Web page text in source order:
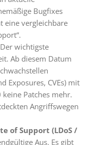
Bugfixes
eine vergleichbare
Der wichtigste
Ab diesem Datum
Exposures, CVEs) mit
keine Patches mehr.
Angriffswegen
of Support (LDoS /
Aus. Es gibt